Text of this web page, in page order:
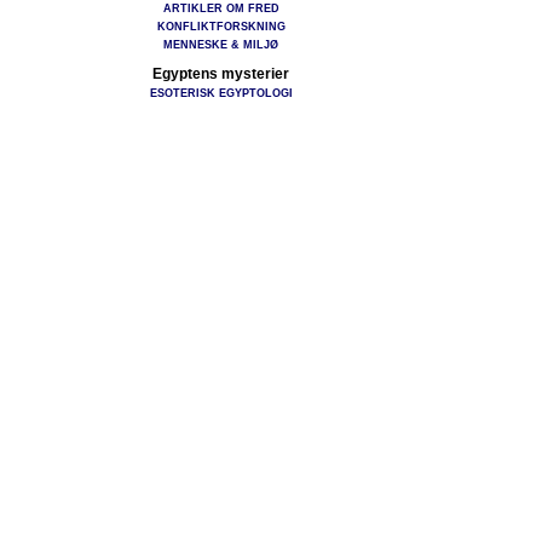
ARTIKLER OM FRED
KONFLIKTFORSKNING
MENNESKE & MILJØ
Egyptens mysterier
ESOTERISK EGYPTOLOGI